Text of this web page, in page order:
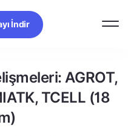
İndir
AGROT,
TCELL (18